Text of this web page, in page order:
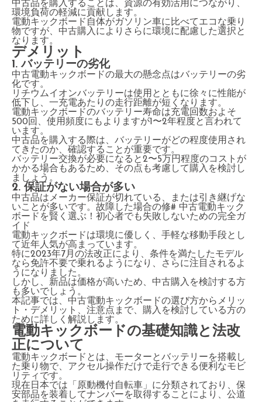
中古品を購入することは、資源の有効活用につながり、
環境負荷の軽減に貢献します。
電動キックボード自体がガソリン車に比べてエコな乗り
物ですが、中古購入によりさらに環境に配慮した選択と
なります。
デメリット
1. バッテリーの劣化
中古電動キックボードの最大の懸念点はバッテリーの劣
化です。
リチウムイオンバッテリーは使用とともに徐々に性能が
低下し、一充電あたりの走行距離が短くなります。
電動キックボードのバッテリー寿命は充電回数およそ
500回、使用頻度にもよりますが1〜2年程度と言われて
います。
中古品を購入する際は、バッテリーがどの程度使用され
てきたのか、確認することが重要です。
バッテリー交換が必要になると2〜5万円程度のコストが
かかる場合もあるため、その点も考慮して購入を検討し
ましょう。
2. 保証がない場合が多い
中古品はメーカー保証が切れている、または引き継げな
いことが多いです。故障した場合の修# 中古電動キック
ボードを賢く選ぶ！初心者でも失敗しないための完全ガ
イド
電動キックボードは環境に優しく、手軽な移動手段とし
て近年人気が高まっています。
特に2023年7月の法改正により、条件を満たしたモデル
なら免許不要で乗れるようになり、さらに注目されるよ
うになりました。
しかし、新品は価格が高いため、中古購入を検討する方
も多いでしょう。
本記事では、中古電動キックボードの選び方からメリッ
ト・デメリット、注意点まで、購入を検討している方の
ために詳しく解説します。
電動キックボードの基礎知識と法改
正について
電動キックボードとは、モーターとバッテリーを搭載し
た乗り物で、アクセル操作だけで走行できる便利なモビ
リティです。
現在日本では「原動機付自転車」に分類されており、保
安部品を装着してナンバーを取得することにより、公道